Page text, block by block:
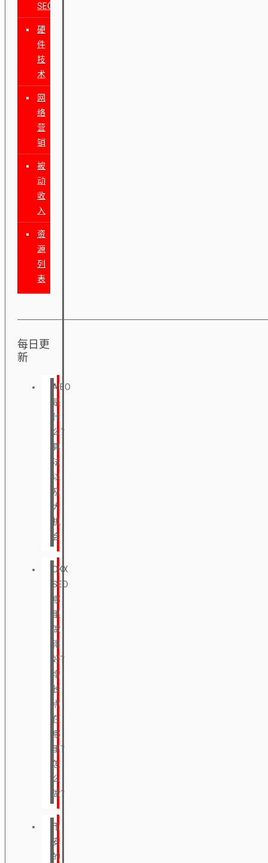
SEO
硬
件
技
术
网
络
营
销
被
动
收
入
资
源
列
表
每日更
新
AIEO
是
什
么？
算
法
以
及
大
机
会
OKX
SEO
哪
里
做
得
好？
增
长
点
在
哪
里？
怎
么
做？
币
安
的